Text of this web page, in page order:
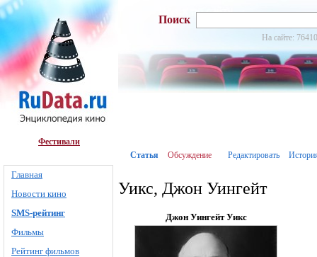
Фестивали
Главная
Новости кино
SMS-рейтинг
Фильмы
Рейтинг фильмов
Поиск
На сайте:
Статья Обсуждение Редактировать
Уикс, Джон Уингейт
Джон Уингейт Уикс